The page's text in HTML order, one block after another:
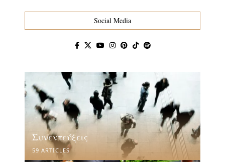
Social Media
Συνεντεύξεις
59 ARTICLES